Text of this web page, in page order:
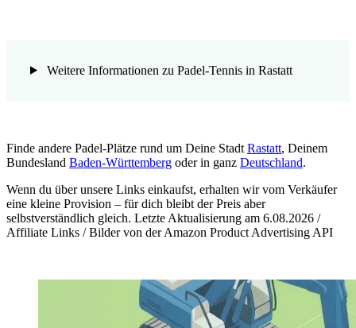
Weitere Informationen zu Padel-Tennis in Rastatt
Finde andere Padel-Plätze rund um Deine Stadt Rastatt, Deinem
Bundesland Baden-Württemberg oder in ganz Deutschland.
Wenn du über unsere Links einkaufst, erhalten wir vom Verkäufer
eine kleine Provision – für dich bleibt der Preis aber
selbstverständlich gleich. Letzte Aktualisierung am 6.08.2026 /
Affiliate Links / Bilder von der Amazon Product Advertising API